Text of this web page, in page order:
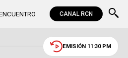
CANAL RCN
EMISIÓN 11:30 PM